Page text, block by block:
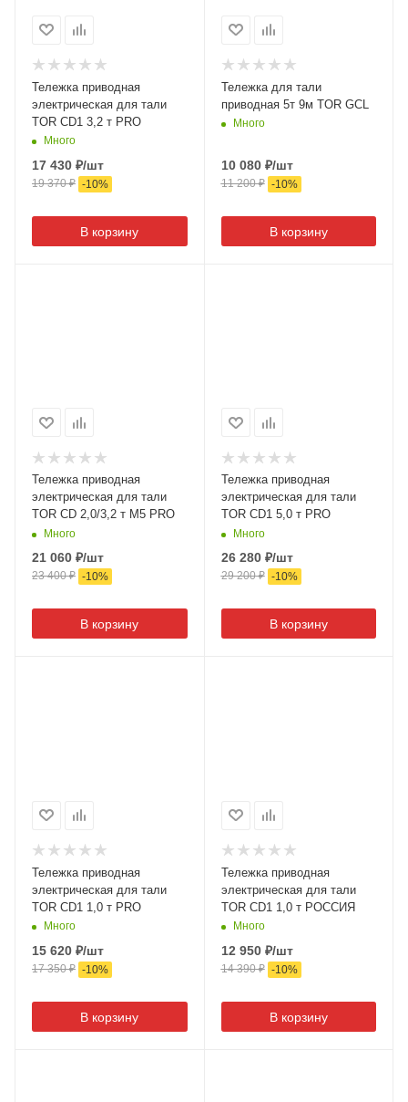
Тележка приводная
электрическая для тали
TOR CD1 3,2 т PRO
Много
17 430 ₽/шт
19 370₽ -10%
В корзину
Тележка для тали
приводная 5т 9м TOR GCL
Много
10 080₽/шт
11 200₽ -10%
В корзину
Тележка приводная
электрическая для тали
TOR CD 2,0/3,2 т М5 PRO
Много
21 060 ₽/шт
23 400₽ -10%
В корзину
Тележка приводная
электрическая для тали
TOR CD1 5,0 т PRO
Много
26 280₽/шт
29 200₽ -10%
В корзину
Тележка приводная
электрическая для тали
TOR CD1 1,0 т PRO
Много
15 620 ₽/шт
17 350₽ -10%
В корзину
Тележка приводная
электрическая для тали
TOR CD1 1,0 т РОССИЯ
Много
12 950₽/шт
14 390₽ -10%
В корзину